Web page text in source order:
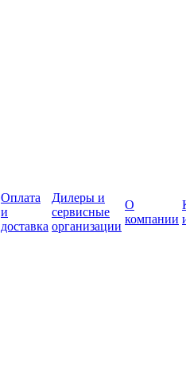
Оплата
и
доставка
Дилеры и
сервисные
организации
О
компании